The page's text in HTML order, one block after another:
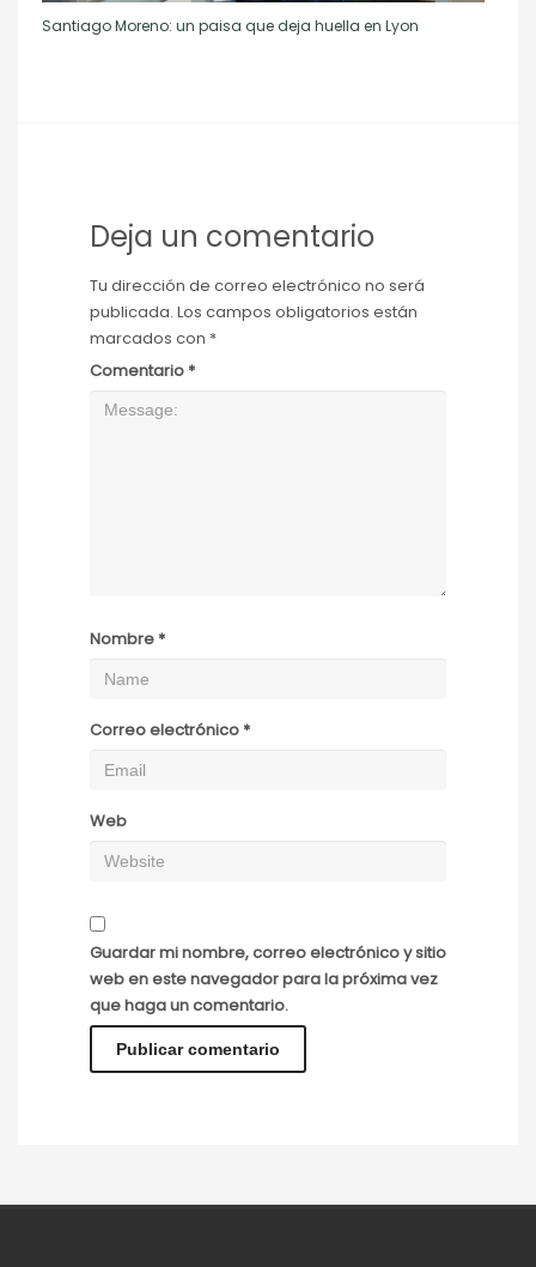
Santiago Moreno: un paisa que deja huella en Lyon
Deja un comentario
Tu dirección de correo electrónico no será
publicada. Los campos obligatorios están
marcados con *
Comentario *
Nombre *
Correo electrónico *
Web
Guardar mi nombre, correo electrónico y sitio
web en este navegador para la próxima vez
que haga un comentario.